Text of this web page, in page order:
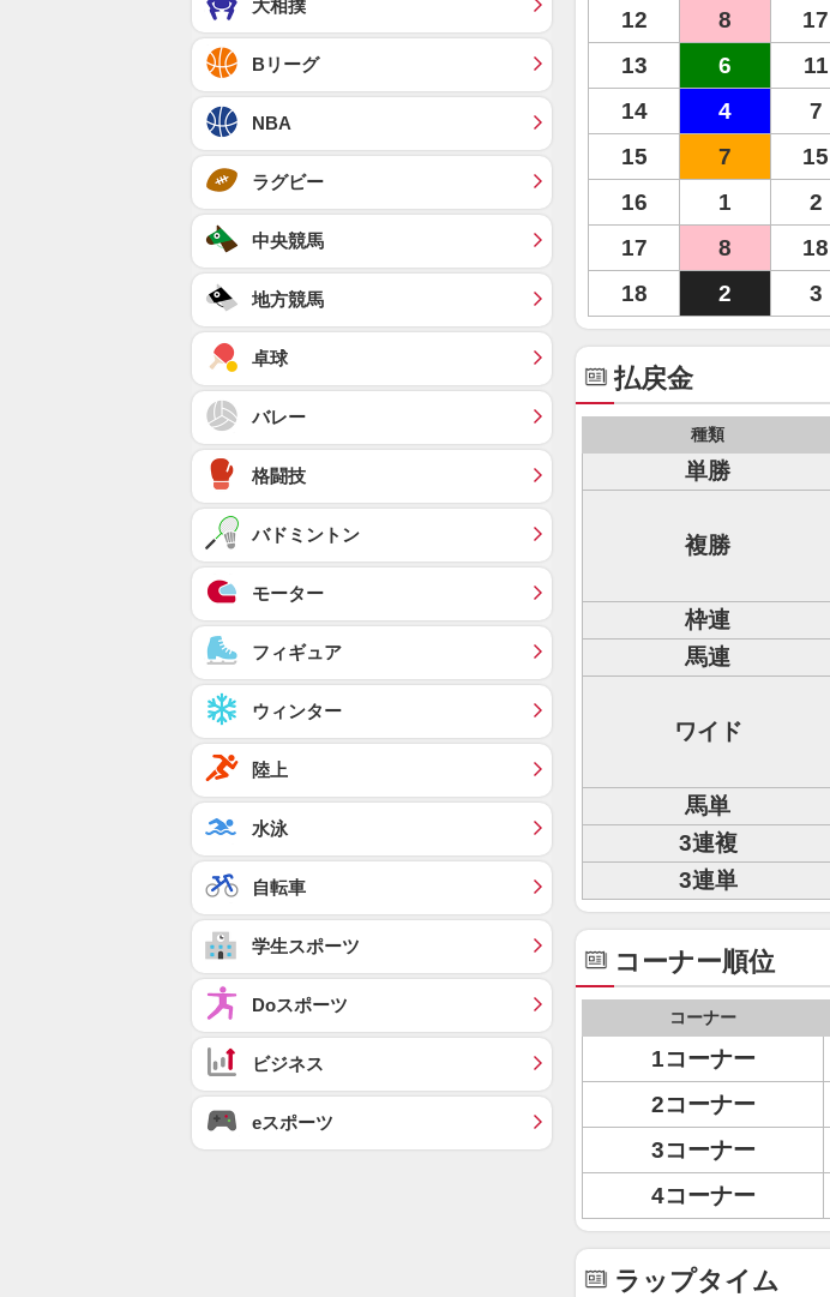
12
8 17
13
6 11
14
4 7
15
7 15
16
1 2
17
8 18
18
2 3
払戻金
種類
単勝
複勝
枠連
馬連
ワイド
馬単
3連複
3連単
コーナー順位
コーナー
1コーナー
2コーナー
3コーナー
4コーナー
ラップタイム
大相撲
Bリーグ
NBA
ラグビー
中央競馬
地方競馬
卓球
バレー
格闘技
バドミントン
モーター
フィギュア
ウィンター
陸上
水泳
自転車
学生スポーツ
Doスポーツ
ビジネス
eスポーツ